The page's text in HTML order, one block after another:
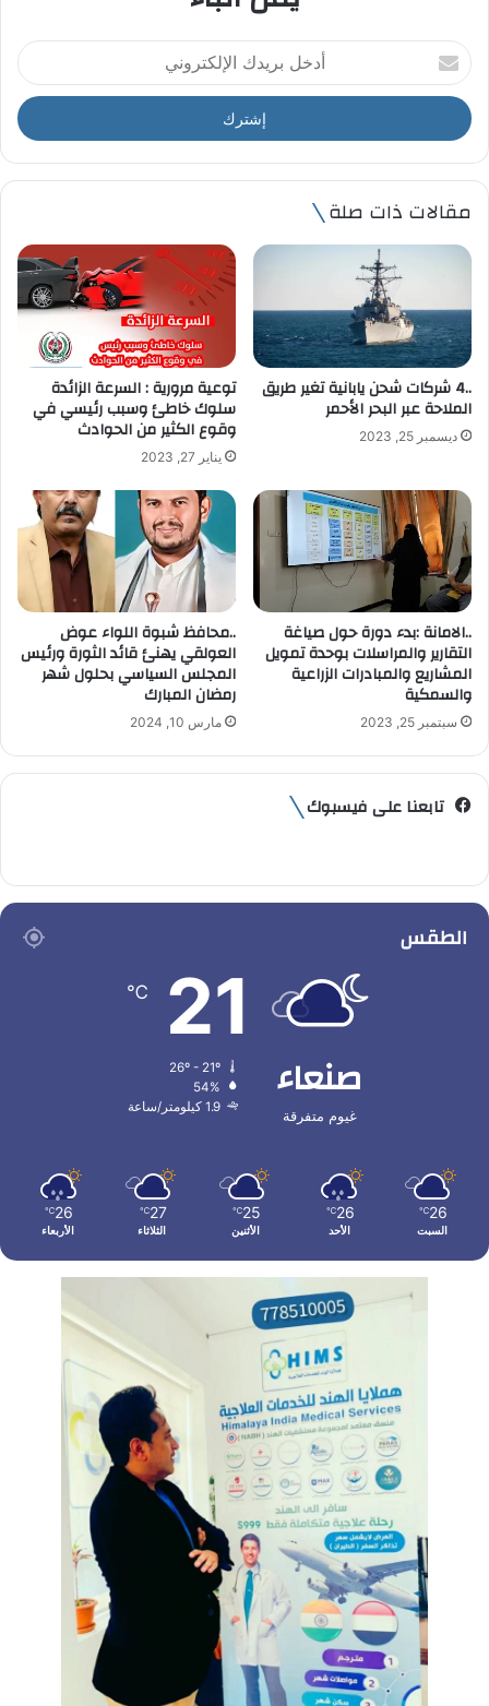
أ
د
خ
ل
ر
د
ا
ل
ك
ر
و
ن
مقالات ذات صلة
..4 شركات شحن يابانية تغير طريق
الملاحة عبر البحر الأحمر
ديسمبر 25, 2023
توعية مرورية : السرعة الزائدة
سلوك خاطئ وسبب رئيسي في
وقوع الكثير من الحوادث
يناير 27, 2023
..الامانة :بدء دورة حول صياغة
التقارير والمراسلات بوحدة تمويل
المشاريع والمبادرات الزراعية
والسمكية
سبتمبر 25, 2023
..محافظ شبوة اللواء عوض
العولقي يهنئ قائد الثورة ورئيس
المجلس السياسي بحلول شهر
رمضان المبارك
مارس 10, 2024
تابعنا على فيسبوك
الطقس
صنعاء
غيوم متفرقة
21
℃
54%
1.9 كيلومتر/ساعة
26
℃
السبت
26
℃
الأحد
25
℃
الأثنين
27
℃
الثلاثاء
26
℃
الأربعاء